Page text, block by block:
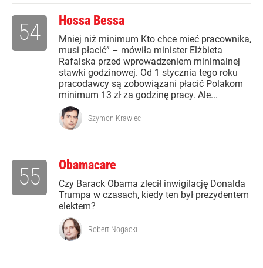
Hossa Bessa
Mniej niż minimum Kto chce mieć pracownika,
musi płacić” – mówiła minister Elżbieta
Rafalska przed wprowadzeniem minimalnej
stawki godzinowej. Od 1 stycznia tego roku
pracodawcy są zobowiązani płacić Polakom
minimum 13 zł za godzinę pracy. Ale...
54
Szymon Krawiec
Obamacare
Czy Barack Obama zlecił inwigilację Donalda
Trumpa w czasach, kiedy ten był prezydentem
elektem?
55
Robert Nogacki